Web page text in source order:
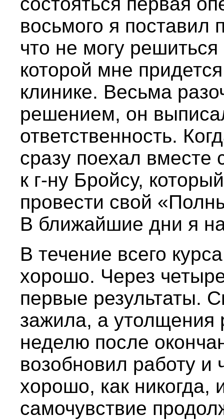
восьмого я поставил
что не могу
которой мне
клинике. Весьма
решением, он
ответственность.
сразу поехал
к г-ну Бройсу,
провести свой
В ближайшие дни я
В течение всего
хорошо. Через
первые результаты.
зажила, а утолщения
неделю после
возобновил работу и
хорошо, как никогда,
самочувствие